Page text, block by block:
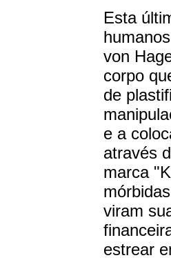
Esta
von
corpo
de
e a
através
marca
viram
estrear